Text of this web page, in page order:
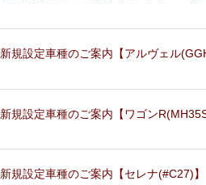
新規設定車種のご案内【アルヴェル
新規設定車種のご案内【ワゴン
新規設定車種のご案内【セレナ(#C27)